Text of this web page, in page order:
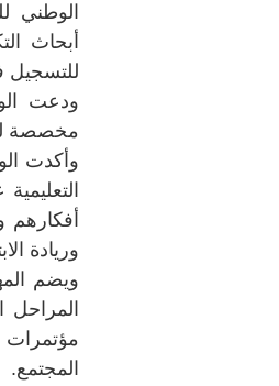
للتسجيل في
ودعت
مخصصة
وأكدت
أفكارهم
وريادة
ويضم
مؤتمرات
المجتمع.